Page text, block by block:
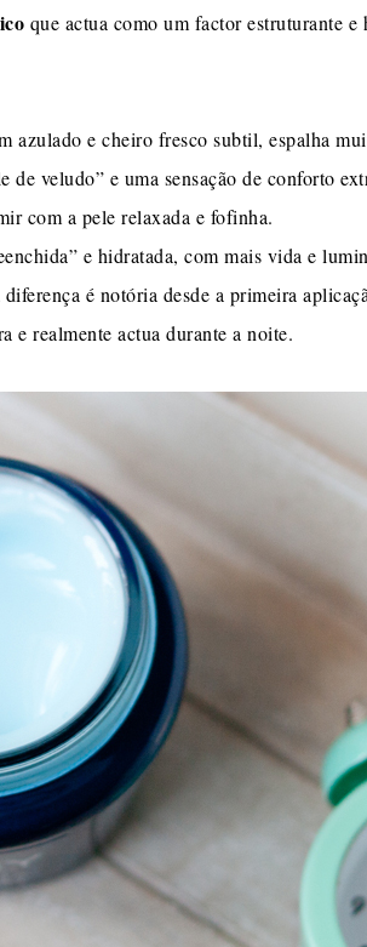
que actua como um factor estruturante
azulado e cheiro fresco subtil, espalha
de veludo” e uma sensação de conforto
com a pele relaxada e fofinha.
e hidratada, com mais vida e
é notória desde a primeira
e realmente actua durante a noite.